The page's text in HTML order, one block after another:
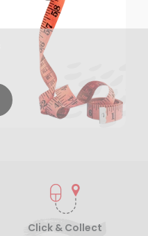
Click & Collect